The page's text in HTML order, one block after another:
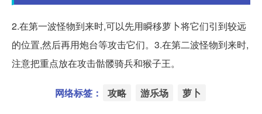
2.在第一波怪物到来时,可以先用瞬移萝卜将它们引到较远
的位置,然后再用炮台等攻击它们。3.在第二波怪物到来时,
注意把重点放在攻击骷髅骑兵和猴子王。
网络标签： 攻略 游乐场 萝卜